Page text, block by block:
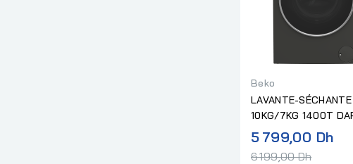
Beko
LAVANTE-SÉCHANTE
10KG/7KG 1400T
SILVER
5 799,00 DhPrix
6 199,00 Dh